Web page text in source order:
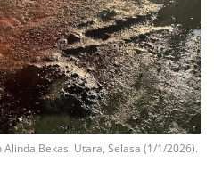
Bekasi Utara, Selasa (1/1/2026).